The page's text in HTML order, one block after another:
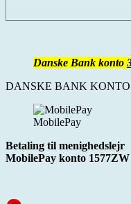
Danske Bank konto
DANSKE BANK KONTO
MobilePay
Betaling til menighedslejr
MobilePay konto 1577ZW